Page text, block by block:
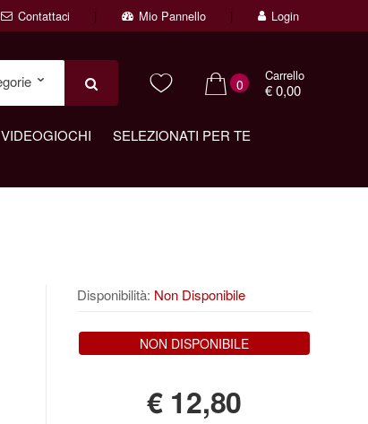
Contattaci Mio Pannello Login
0
Carrello
€ 0,00
VIDEOGIOCHI
SELEZIONATI PER TE
Disponibilità: Non Disponibile
NON DISPONIBILE
€ 12,80